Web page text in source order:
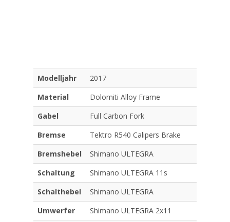
Modelljahr
2017
Material
Dolomiti Alloy Frame
Gabel
Full Carbon Fork
Bremse
Tektro R540 Calipers Brake
Bremshebel
Shimano ULTEGRA
Schaltung
Shimano ULTEGRA 11s
Schalthebel
Shimano ULTEGRA
Umwerfer
Shimano ULTEGRA 2x11